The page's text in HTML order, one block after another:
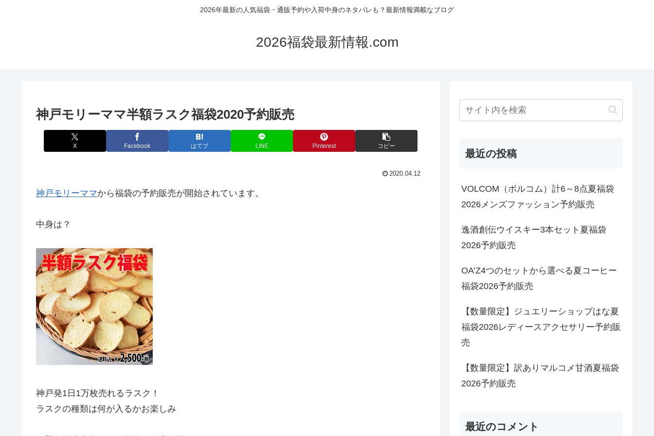
2026年最新の人気福袋・通販予約や入荷中身のネタバレも？最新情報満載なブログ
2026福袋最新情報.com
神戸モリーママ半額ラスク福袋2020予約販売
X Facebook はてブ LINE Pinterest コピー
2020.04.12
神戸モリーママから福袋の予約販売が開始されています。
中身は？
神戸発1日1万枚売れるラスク！
ラスクの種類は何が入るかお楽しみ
最近の投稿
VOLCOM（ボルコム）計6～8点夏福袋
2026メンズファッション予約販売
逸酒創伝ウイスキー3本セット夏福袋
2026予約販売
OA’Z4つのセットから選べる夏コーヒー
福袋2026予約販売
【数量限定】ジュエリーショップはな夏
福袋2026レディースアクセサリー予約販
売
【数量限定】訳ありマルコメ甘酒夏福袋
2026予約販売
最近のコメント